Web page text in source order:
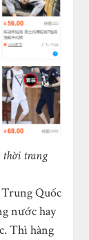
thời trang
Trung Quốc
nước hay
Thì hàng